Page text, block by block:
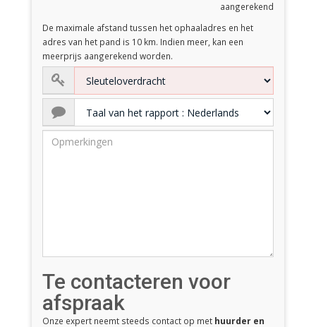
aangerekend
De maximale afstand tussen het ophaaladres en het
adres van het pand is 10 km. Indien meer, kan een
meerprijs aangerekend worden.
Te contacteren voor
afspraak
Onze expert neemt steeds contact op met huurder en